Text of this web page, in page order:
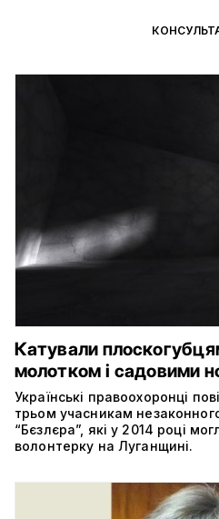
Катували
молотком і садовими
Українські правоохоронці
трьом учасникам
“Бєзлєра”, які у 2014 році
волонтерку на Луганщині.